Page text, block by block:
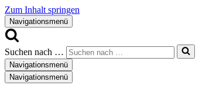
Zum Inhalt springen
Navigationsmenü
Suchen nach …
Navigationsmenü
Navigationsmenü